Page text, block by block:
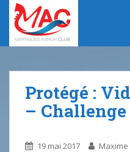
p
Protégé :
–
19 mai 2017 Maxime